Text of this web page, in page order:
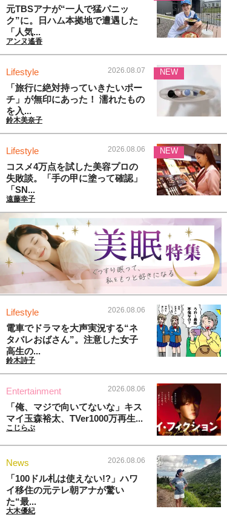
元TBSアナが“一人で猛パニッ
ク”に。日ハム本拠地で遭遇した
「人気...
アンヌ遙香
Lifestyle 2026.08.07
「旅行に絶対持っていきたいポー
チ」が無印にあった！ 濡れたもの
を入...
鈴木美奈子
NEW
Lifestyle 2026.08.06
コスメ4万点を試した美容プロの
失敗談。「手の甲に塗って確認」
「SN...
遠藤幸子
NEW
Lifestyle 2026.08.06
電車でドラマを大声実況する“ネ
タバレおばさん”。注意した女子
高生の...
鈴木詩子
Entertainment 2026.08.06
「俺、マジで向いてないな」キス
マイ玉森裕太、TVer1000万再生...
こじらぶ
News 2026.08.06
「100ドル札は使えない!?」ハワ
イ移住の元テレ朝アナが驚い
た“最...
大木優紀